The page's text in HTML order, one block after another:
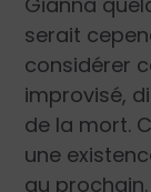
serait
considérer
improvisé,
de la mort.
une
au